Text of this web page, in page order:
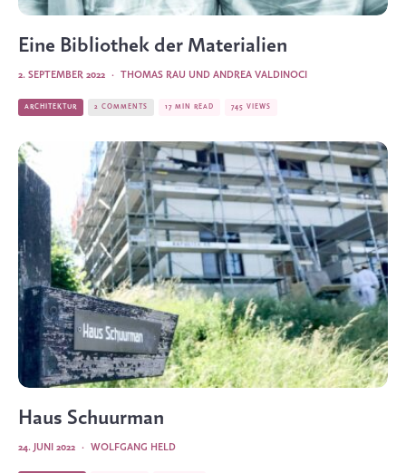
Eine Bibliothek der Materialien
THOMAS RAU UND ANDREA VALDINOCI
·
2. SEPTEMBER 2022
ARCHITEKTUR 2 COMMENTS 17 MIN READ 745 VIEWS
Haus Schuurman
WOLFGANG HELD
·
24. JUNI 2022